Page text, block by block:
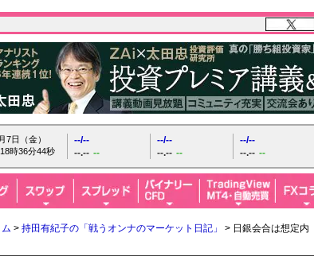
7日（金）
時36分45秒
--/--
--.-- --
--/--
--.-- --
--/--
--.-- --
> 持田有紀子の「戦うオンナのマーケット日記」
> 日銀会合は想定内